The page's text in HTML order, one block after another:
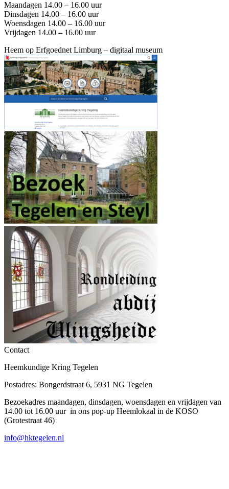
Maandagen 14.00 – 16.00 uur
Dinsdagen 14.00 – 16.00 uur
Woensdagen 14.00 – 16.00 uur
Vrijdagen 14.00 – 16.00 uur
Heem op Erfgoednet Limburg – digitaal museum
Contact
Heemkundige Kring Tegelen
Postadres: Bongerdstraat 6, 5931 NG Tegelen
Bezoekadres maandagen, dinsdagen, woensdagen en vrijdagen van
14.00 tot 16.00 uur in ons pop-up Heemlokaal in de KOSO
(Grotestraat 46)
info@hktegelen.nl